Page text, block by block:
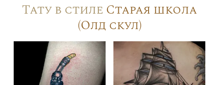
Тату в стиле Старая школа
(Олд скул)